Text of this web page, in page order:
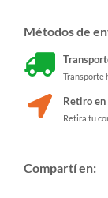
Métodos de
Transporte
Retiro
Retira tu
Compartí en: